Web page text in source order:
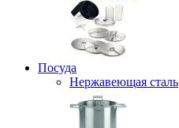
Посуда
Нержавеющая сталь